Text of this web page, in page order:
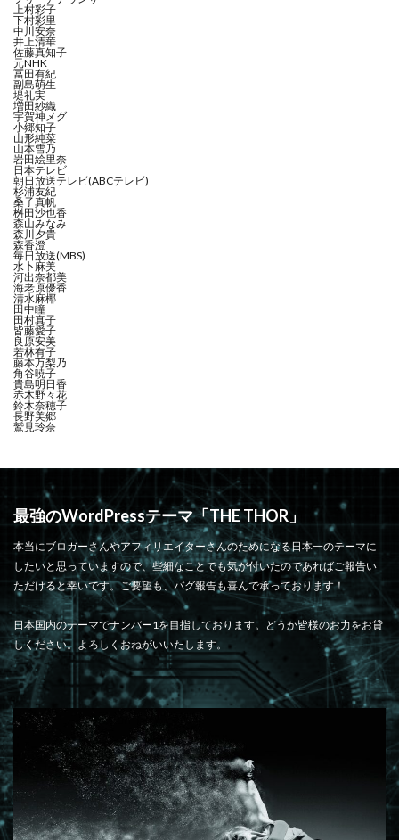
上村彩子
下村彩里
中川安奈
井上清華
佐藤真知子
元NHK
冨田有紀
副島萌生
堤礼実
増田紗織
宇賀神メグ
小郷知子
山形純菜
山本雪乃
岩田絵里奈
日本テレビ
朝日放送テレビ(ABCテレビ)
杉浦友紀
桑子真帆
桝田沙也香
森山みなみ
森川夕貴
森香澄
毎日放送(MBS)
水卜麻美
河出奈都美
海老原優香
清水麻椰
田中瞳
田村真子
皆藤愛子
良原安美
若林有子
藤本万梨乃
角谷暁子
貴島明日香
赤木野々花
鈴木奈穂子
長野美郷
鷲見玲奈
最強のWordPressテーマ「THE THOR」
本当にブロガーさんやアフィリエイターさんのためになる日本一のテーマに
したいと思っていますので、些細なことでも気が付いたのであればご報告い
ただけると幸いです。ご要望も、バグ報告も喜んで承っております！
日本国内のテーマでナンバー1を目指しております。どうか皆様のお力をお貸
しください。よろしくおねがいいたします。